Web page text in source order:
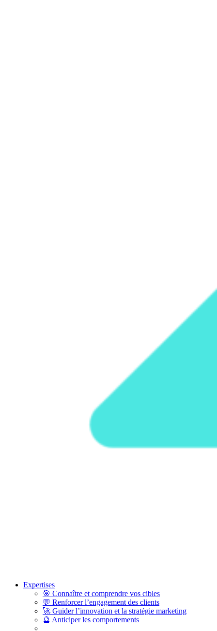
Expertises
🎯 Connaître et comprendre vos cibles
💬 Renforcer l’engagement des clients
🚀 Guider l’innovation et la stratégie marketing
🔮 Anticiper les comportements